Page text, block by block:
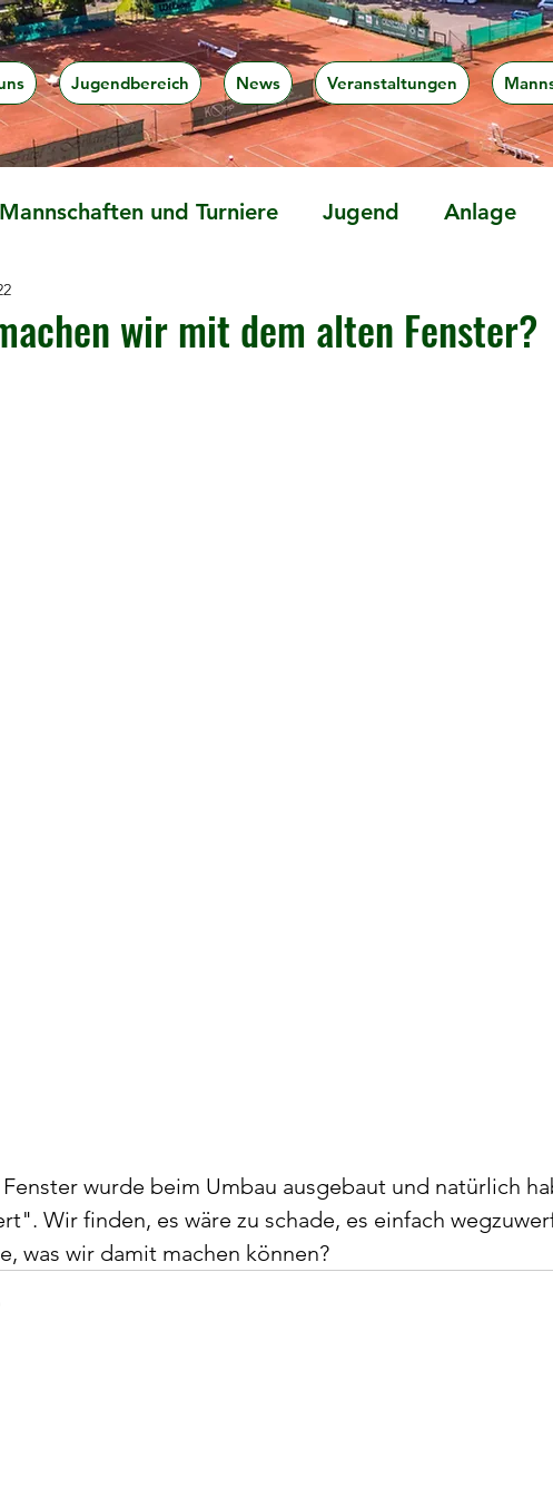
Jugendbereich News Veranstaltungen
Mannschaften und Turniere Jugend Anlage
wir mit dem alten Fenster?
wurde beim Umbau ausgebaut und natürlich
Wir finden, es wäre zu schade, es einfach
was wir damit machen können?